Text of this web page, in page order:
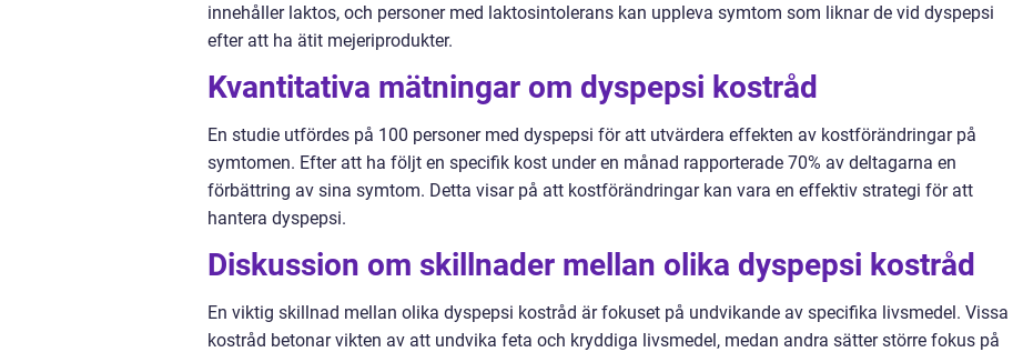
innehåller laktos, och personer med laktosintolerans kan uppleva symtom som liknar de vid dyspepsi
efter att ha ätit mejeriprodukter.
Kvantitativa mätningar om dyspepsi kostråd
En studie utfördes på 100 personer med dyspepsi för att utvärdera effekten av kostförändringar på
symtomen. Efter att ha följt en specifik kost under en månad rapporterade 70% av deltagarna en
förbättring av sina symtom. Detta visar på att kostförändringar kan vara en effektiv strategi för att
hantera dyspepsi.
Diskussion om skillnader mellan olika dyspepsi kostråd
En viktig skillnad mellan olika dyspepsi kostråd är fokuset på undvikande av specifika livsmedel. Vissa
kostråd betonar vikten av att undvika feta och kryddiga livsmedel, medan andra sätter större fokus på